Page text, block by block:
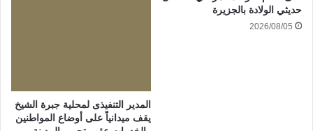
حديثي الولادة بالجزيرة
2026/08/05
المدير التنفيذى لمحلية جبرة الشيخ
يقف ميدانياً على أوضاع المواطنين